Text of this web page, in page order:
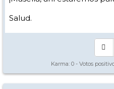
Salud.
Karma: 0 - Votos